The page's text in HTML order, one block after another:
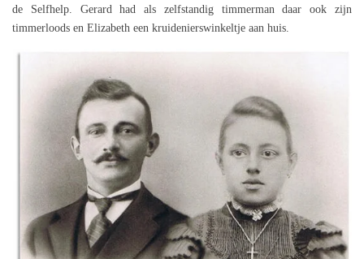
de Selfhelp. Gerard had als zelfstandig timmerman daar ook zijn
timmerloods en Elizabeth een kruidenierswinkeltje aan huis.